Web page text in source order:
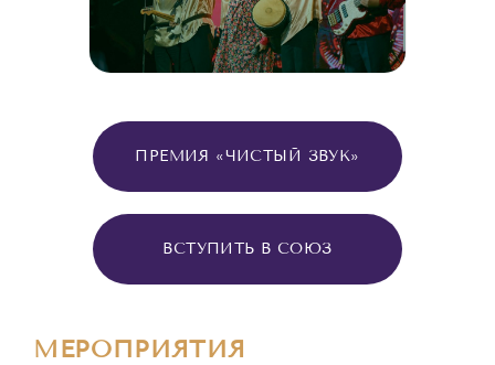
ПРЕМИЯ «ЧИСТЫЙ ЗВУК»
ВСТУПИТЬ В СОЮЗ
МЕРОПРИЯТИЯ